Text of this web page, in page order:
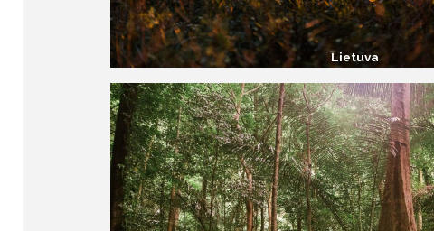
Lietuva